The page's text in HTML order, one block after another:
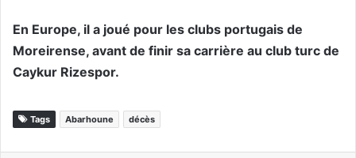
En Europe, il a joué pour les clubs portugais de
Moreirense, avant de finir sa carrière au club turc de
Caykur Rizespor.
Tags Abarhoune décès